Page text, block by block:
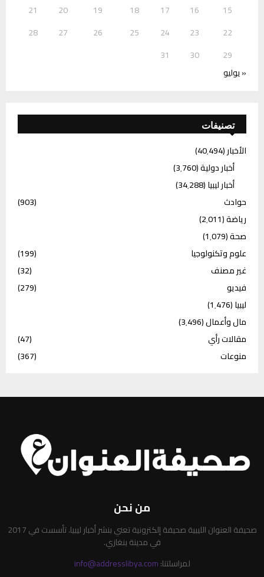
15
16
17
18
19
20
21
22
23
24
25
26
27
28
29
30
31
« يوليو
تصنيفات
الأخبار(40٬494)
أخبار دولية(3٬760)
أخبار ليبيا(34٬288)
حوادث
(903)
رياضة(2٬011)
صحة(1٬079)
علوم وتكنولوجيا
(199)
غير مصنف
(32)
فيديو
(279)
ليبيا(1٬476)
مال وأعمال(3٬496)
مقالات رأي
(47)
منوعات
(367)
من نحن
صحيفة العنوان الليبية صحيفة إلكترونية تعني بنشر أخبار ليبيا. تأسست في 2017
في مدينة بنغازي.
لمراسلتنا:info@addresslibya.com